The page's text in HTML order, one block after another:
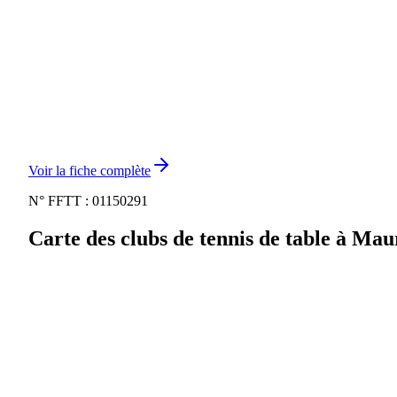
Voir la fiche complète
N° FFTT : 01150291
Carte des clubs de tennis de table à